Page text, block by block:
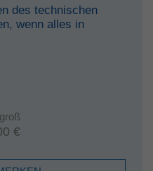
des technischen
wenn alles in
€
für diese Website zu